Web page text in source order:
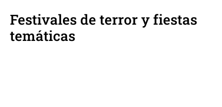
Festivales de terror y fiestas
temáticas